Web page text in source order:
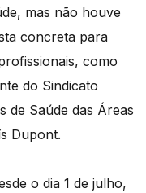
mas não houve
concreta para
como
do Sindicato
de Saúde das Áreas
Dupont.
o dia 1 de julho,